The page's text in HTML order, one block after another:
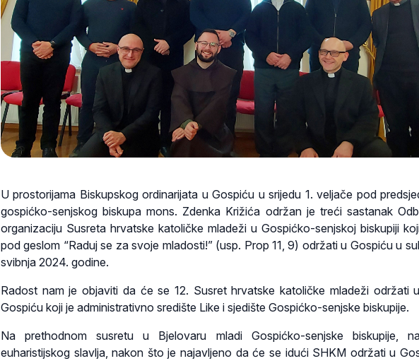
U prostorijama Biskupskog ordinarijata u Gospiću u srijedu 1. veljače pod
gospićko-senjskog biskupa mons. Zdenka Križića održan je treći sastanak
organizaciju Susreta hrvatske katoličke mladeži u Gospićko-senjskoj biskupiji
pod geslom “Raduj se za svoje mladosti!” (usp. Prop 11, 9) održati u Gospiću u
svibnja 2024. godine.
Radost nam je objaviti da će se 12. Susret hrvatske katoličke mladeži održati
Gospiću koji je administrativno središte Like i sjedište Gospićko-senjske biskupije.
Na prethodnom susretu u Bjelovaru mladi Gospićko-senjske biskupije,
euharistijskog slavlja, nakon što je najavljeno da će se idući SHKM održati u